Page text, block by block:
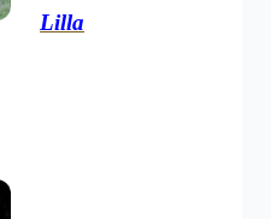
Lilla